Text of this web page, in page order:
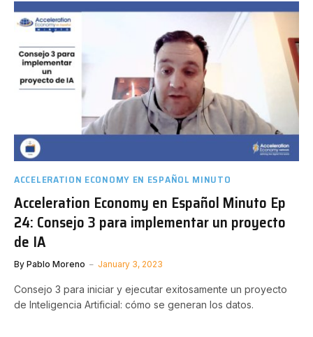
ACCELERATION ECONOMY EN ESPAÑOL MINUTO
Acceleration Economy en Español Minuto Ep
24: Consejo 3 para implementar un proyecto
de IA
By Pablo Moreno January 3, 2023
Consejo 3 para iniciar y ejecutar exitosamente un proyecto
de Inteligencia Artificial: cómo se generan los datos.